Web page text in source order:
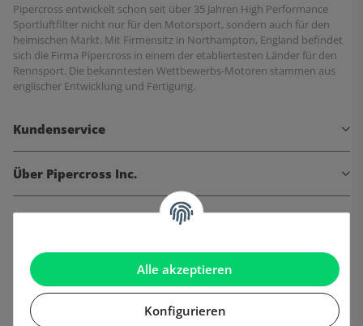
Alle akzeptieren
Konfigurieren
Pipercross entwickelt schon seit über 35 Jahren High Performance
Sportluftfilter nicht nur für den Motorsport, sondern auch für den
heimischen Markt. Mit Firmensitz in Northampton, England befindet
sich die Firma Pipercross in einem der etabliertesten Länder für den
Rennsport. Die bekanntesten Wettbewerbs-Motoren stammen aus
englischer Entwicklung und Fertigung.
Kundenservice
Über Pipercross Inc.
Informationen
Gesetzliche Informationen